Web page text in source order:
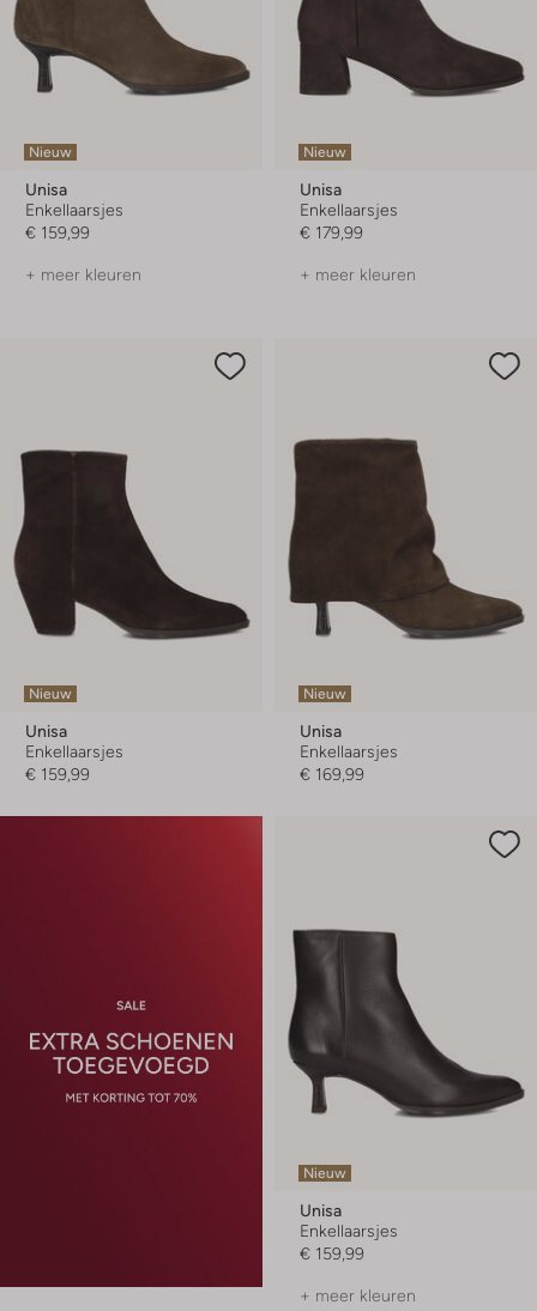
Nieuw
Unisa
Enkellaarsjes
€ 159,99
+ meer kleuren
Nieuw
Unisa
Enkellaarsjes
€ 179,99
+ meer kleuren
Nieuw
Unisa
Enkellaarsjes
€ 159,99
Nieuw
Unisa
Enkellaarsjes
€ 169,99
Nieuw
Unisa
Enkellaarsjes
€ 159,99
+ meer kleuren